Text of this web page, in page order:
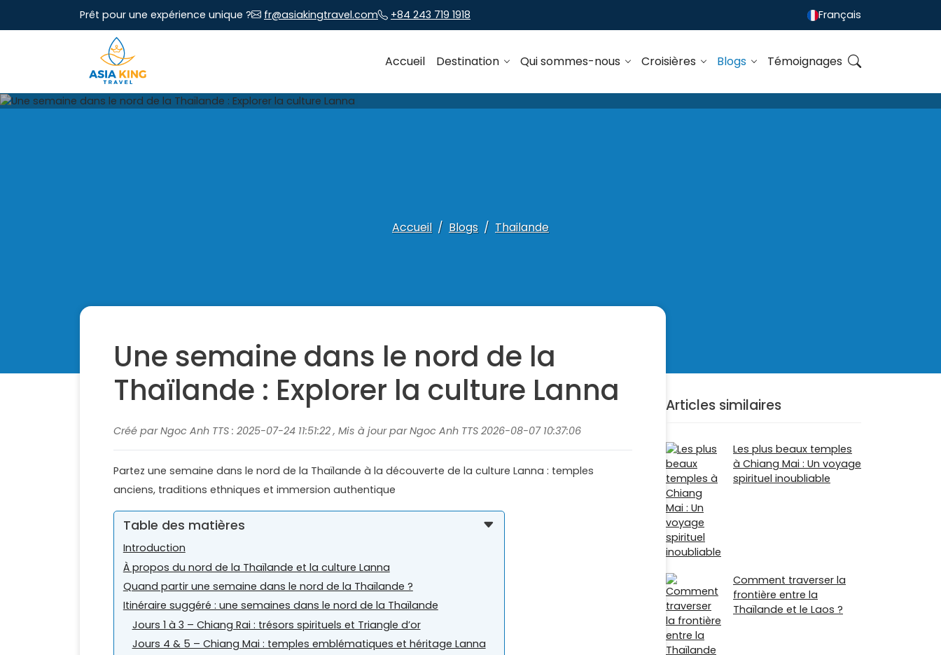
Prêt pour une expérience unique ? fr@asiakingtravel.com +84 243 719 1918 Français
Accueil Destination Qui sommes-nous Croisières Blogs Témoignages
Accueil Blogs Thailande
Une semaine dans le nord de la
Thaïlande : Explorer la culture Lanna
Créé par Ngoc Anh TTS : 2025-07-24 11:51:22 , Mis à jour par Ngoc Anh TTS 2026-08-07 10:37:06
Partez une semaine dans le nord de la Thaïlande à la découverte de la culture Lanna : temples
anciens, traditions ethniques et immersion authentique
Table des matières
Introduction
À propos du nord de la Thaïlande et la culture Lanna
Quand partir une semaine dans le nord de la Thaïlande ?
Itinéraire suggéré : une semaines dans le nord de la Thaïlande
Jours 1 à 3 – Chiang Rai : trésors spirituels et Triangle d’or
Jours 4 & 5 – Chiang Mai : temples emblématiques et héritage Lanna
Articles similaires
Les plus beaux temples
à Chiang Mai : Un voyage
spirituel inoubliable
Comment traverser la
frontière entre la
Thaïlande et le Laos ?